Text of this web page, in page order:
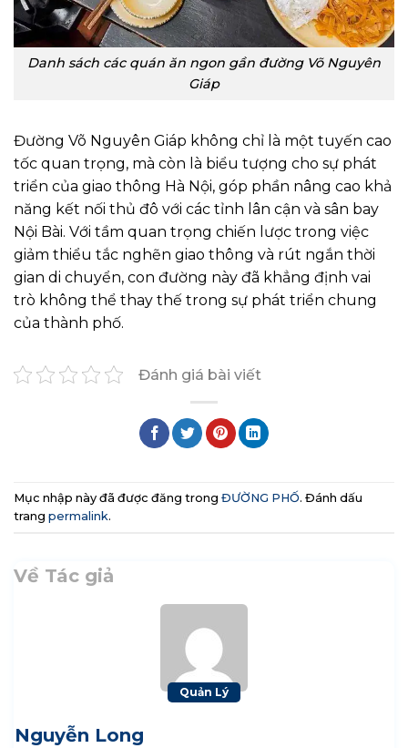
Danh sách các quán ăn ngon gần đường Võ Nguyên
Giáp
Đường Võ Nguyên Giáp không chỉ là một tuyến cao
tốc quan trọng, mà còn là biểu tượng cho sự phát
triển của giao thông Hà Nội, góp phần nâng cao khả
năng kết nối thủ đô với các tỉnh lân cận và sân bay
Nội Bài. Với tầm quan trọng chiến lược trong việc
giảm thiểu tắc nghẽn giao thông và rút ngắn thời
gian di chuyển, con đường này đã khẳng định vai
trò không thể thay thế trong sự phát triển chung
của thành phố.
Đánh giá bài viết
Mục nhập này đã được đăng trong ĐƯỜNG PHỐ. Đánh dấu
trang permalink.
Về Tác giả
Quản Lý
Nguyễn Long